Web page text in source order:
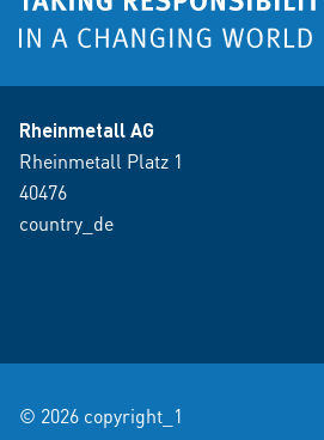
Rheinmetall AG
Rheinmetall Platz 1
40476
country_de
© 2026 copyright_1